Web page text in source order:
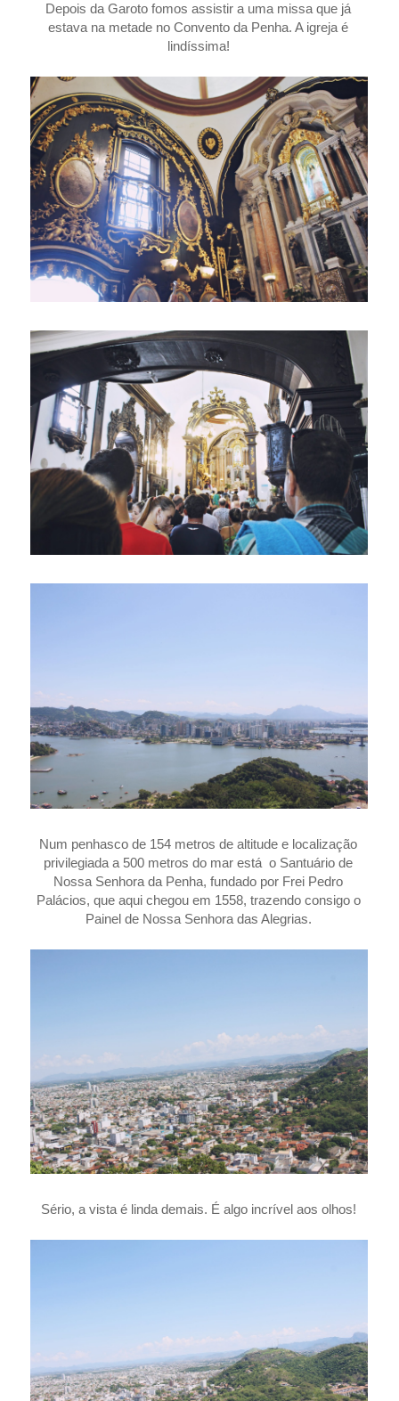
Depois da Garoto fomos assistir a uma missa que já
estava na metade no Convento da Penha. A igreja é
lindíssima!
Num penhasco de 154 metros de altitude e localização
privilegiada a 500 metros do mar está o Santuário de
Nossa Senhora da Penha, fundado por Frei Pedro
Palácios, que aqui chegou em 1558, trazendo consigo o
Painel de Nossa Senhora das Alegrias.
Sério, a vista é linda demais. É algo incrível aos olhos!